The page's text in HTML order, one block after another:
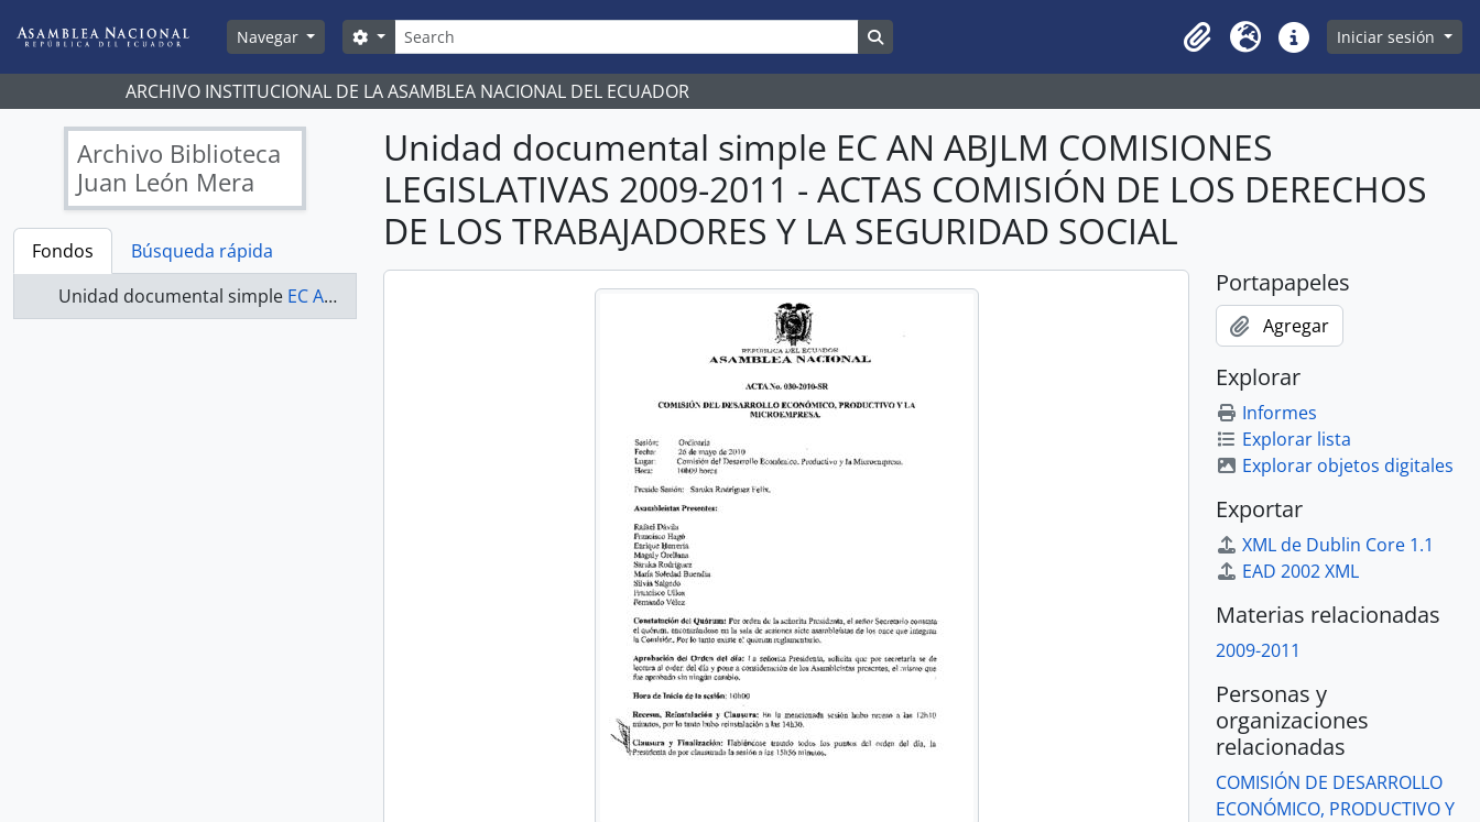
Navegar
Búsqueda
Search options
Clipboard
Idioma Enlaces rápidos
Iniciar sesión
ARCHIVO INSTITUCIONAL DE LA ASAMBLEA NACIONAL DEL ECUADOR
Archivo Biblioteca
Juan León Mera
Fondos
Búsqueda rápida
Unidad documental simple EC AN ABJLM COMISIONES LEGISLATIVAS 2009-2011 - ACTAS COMISIÓN DE LOS DERECHOS DE LOS TRABAJADORES Y LA SEGURIDAD SOCIAL
Unidad documental simple EC AN ABJLM COMISIONES
LEGISLATIVAS 2009-2011 - ACTAS COMISIÓN DE LOS DERECHOS
DE LOS TRABAJADORES Y LA SEGURIDAD SOCIAL
Portapapeles
Agregar
Explorar
Informes
Explorar lista
Explorar objetos digitales
Exportar
XML de Dublin Core 1.1
EAD 2002 XML
Materias relacionadas
2009-2011
Personas y
organizaciones
relacionadas
COMISIÓN DE DESARROLLO
ECONÓMICO, PRODUCTIVO Y